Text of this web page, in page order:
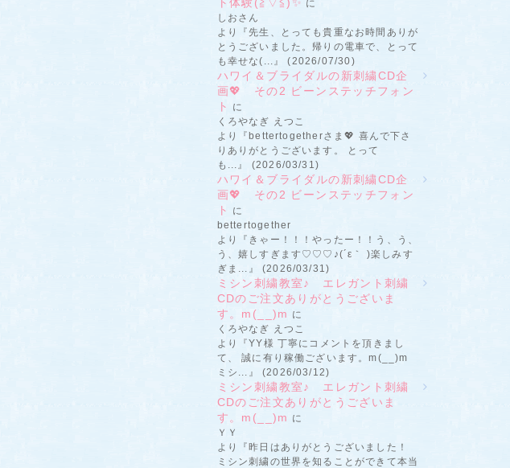
に
しおさん
より『先生、とっても貴重なお時間ありが
とうございました。帰りの電車で、とって
も幸せな(...』 (2026/07/30)
ハワイ＆ブライダルの新刺繍CD企
画💖 その2 ビーンステッチフォン
ト
に
くろやなぎ えつこ
より『bettertogetherさま💖 喜んで下さ
りありがとうございます。 とって
も...』 (2026/03/31)
ハワイ＆ブライダルの新刺繍CD企
画💖 その2 ビーンステッチフォン
ト
に
bettertogether
より『きゃー！！！やったー！！う、う、
う、嬉しすぎます♡♡♡♪(´ε｀ )楽しみす
ぎま...』 (2026/03/31)
ミシン刺繍教室♪ エレガント刺繍
CDのご注文ありがとうございま
す。m(__)m に
くろやなぎ えつこ
より『YY様 丁寧にコメントを頂きまし
て、 誠に有り稼働ございます。m(__)m
ミシ...』 (2026/03/12)
ミシン刺繍教室♪ エレガント刺繍
CDのご注文ありがとうございま
す。m(__)m に
ＹＹ
より『昨日はありがとうございました！
ミシン刺繍の世界を知ることができて本当